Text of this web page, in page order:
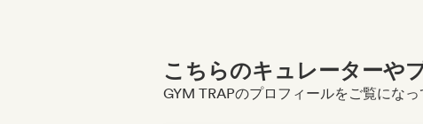
こちらのキュレーターや
GYM TRAPのプロフィールをご覧にな